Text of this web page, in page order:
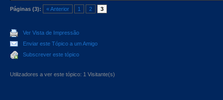
Páginas (3): « Anterior 1 2 3
Ver Vista de Impressão
Enviar este Tópico a um Amigo
Subscrever este tópico
Utilizadores a ver este tópico: 1 Visitante(s)